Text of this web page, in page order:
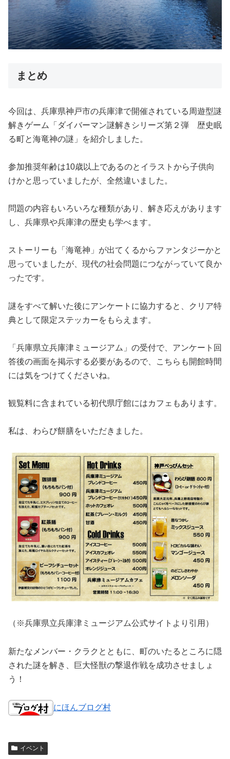
まとめ
今回は、兵庫県神戸市の兵庫津で開催されている周遊型謎
解きゲーム「ダイバーマン謎解きシリーズ第２弾 歴史眠
る町と海竜神の謎」を紹介しました。
参加推奨年齢は10歳以上であるのとイラストから子供向
けかと思っていましたが、全然違いました。
問題の内容もいろいろな種類があり、解き応えがあります
し、兵庫県や兵庫津の歴史も学べます。
ストーリーも「海竜神」が出てくるからファンタジーかと
思っていましたが、現代の社会問題につながっていて良か
ったです。
謎をすべて解いた後にアンケートに協力すると、クリア特
典として限定ステッカーをもらえます。
「兵庫県立兵庫津ミュージアム」の受付で、アンケート回
答後の画面を掲示する必要があるので、こちらも開館時間
には気をつけてくださいね。
観覧料に含まれている初代県庁館にはカフェもあります。
私は、わらび餅膳をいただきました。
（※兵庫県立兵庫津ミュージアム公式サイトより引用）
新たなメンバー・クラクとともに、町のいたるところに隠
された謎を解き、巨大怪獣の撃退作戦を成功させましょ
う！
にほんブログ村
イベント